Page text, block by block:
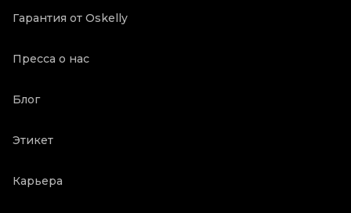
Гарантия от Oskelly
Пресса о нас
Блог
Этикет
Карьера